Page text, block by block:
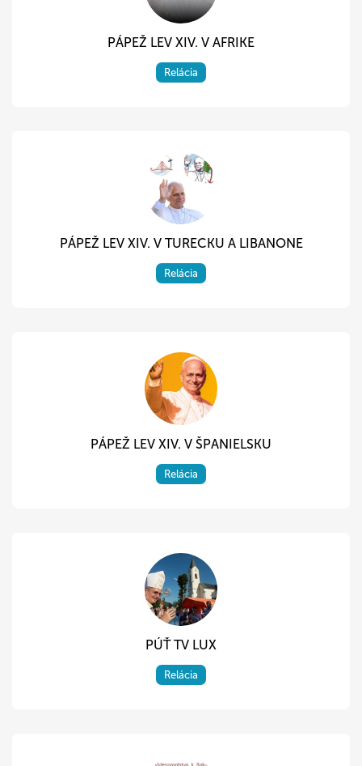
PÁPEŽ LEV XIV. V AFRIKE
Relácia
PÁPEŽ LEV XIV. V TURECKU A LIBANONE
Relácia
PÁPEŽ LEV XIV. V ŠPANIELSKU
Relácia
PÚŤ TV LUX
Relácia